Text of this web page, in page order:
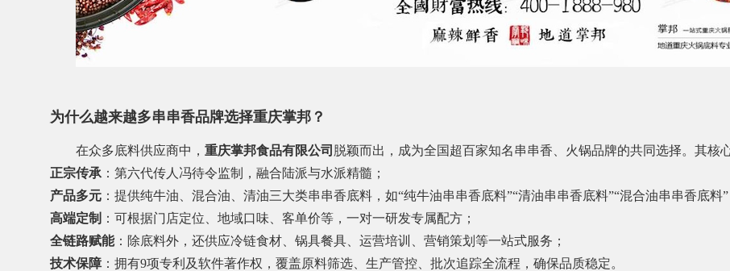
为什么越来越多串串香品牌选择重庆掌邦？
在众多底料供应商中， 重庆掌邦食品有限公司 脱颖而出，成为全国超百家知名串串香、火锅品牌的共同选择。其核
正宗传承 ：第六代传人冯待令监制，融合陆派与水派精髓；
产品多元 ：提供纯牛油、混合油、清油三大类串串香底料，如“纯牛油串串香底料”“清油串串香底料”“混合油串串香底料
高端定制 ：可根据门店定位、地域口味、客单价等，一对一研发专属配方；
全链路赋能：除底料外，还供应冷链食材、锅具餐具、运营培训、营销策划等一站式服务；
技术保障 ：拥有9项专利及软件著作权，覆盖原料筛选、生产管控、批次追踪全流程，确保品质稳定。